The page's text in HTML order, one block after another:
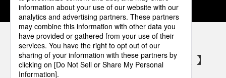
パナソニックの電気設備 SNSアカウント